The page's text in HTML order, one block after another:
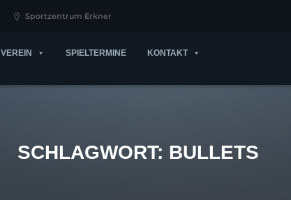
Sportzentrum Erkner
VEREIN SPIELTERMINE KONTAKT
SCHLAGWORT: BULLETS